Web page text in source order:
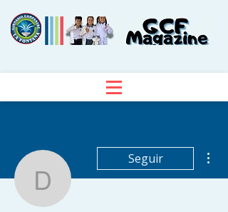
dhara234ni
Seguir